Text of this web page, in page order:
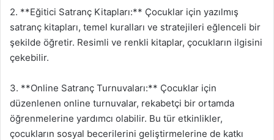
2. **Eğitici Satranç Kitapları:** Çocuklar için yazılmış
satranç kitapları, temel kuralları ve stratejileri eğlenceli bir
şekilde öğretir. Resimli ve renkli kitaplar, çocukların ilgisini
çekebilir.
3. **Online Satranç Turnuvaları:** Çocuklar için
düzenlenen online turnuvalar, rekabetçi bir ortamda
öğrenmelerine yardımcı olabilir. Bu tür etkinlikler,
çocukların sosyal becerilerini geliştirmelerine de katkı